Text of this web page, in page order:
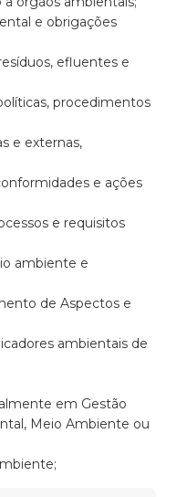
e obrigações
efluentes e
procedimentos
e externas,
e ações
e requisitos
ambiente e
de Aspectos e
ambientais de
em Gestão
Meio Ambiente ou